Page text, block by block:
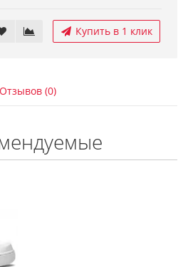
Купить в 1 клик
Отзывов (0)